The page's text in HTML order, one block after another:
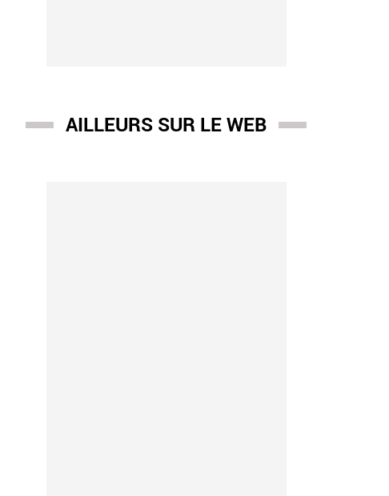
AILLEURS SUR LE WEB